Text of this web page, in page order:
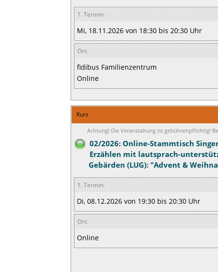
1. Termin:
Mi, 18.11.2026 von 18:30 bis 20:30 Uhr
Ort:
fidibus Familienzentrum
Online
Kurs
Achtung! Die Veranstaltung ist gebührenpflichtig!
02/2026: Online-Stammtisch
Erzählen mit lautsprach-
Gebärden (LUG): "Advent &
1. Termin:
Di, 08.12.2026 von 19:30 bis 20:30 Uhr
Ort:
Online